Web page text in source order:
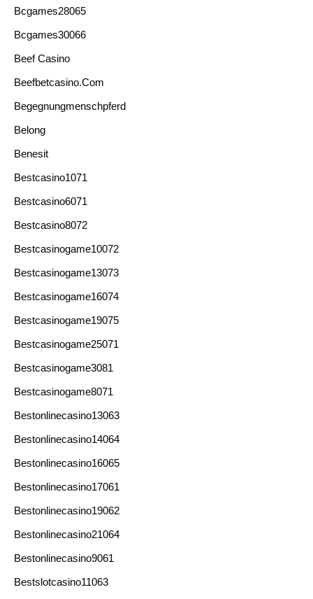
Bcgames28065
Bcgames30066
Beef Casino
Beefbetcasino.com
Begegnungmenschpferd
Belong
Benesit
Bestcasino1071
Bestcasino6071
Bestcasino8072
Bestcasinogame10072
Bestcasinogame13073
Bestcasinogame16074
Bestcasinogame19075
Bestcasinogame25071
Bestcasinogame3081
Bestcasinogame8071
Bestonlinecasino13063
Bestonlinecasino14064
Bestonlinecasino16065
Bestonlinecasino17061
Bestonlinecasino19062
Bestonlinecasino21064
Bestonlinecasino9061
Bestslotcasino11063